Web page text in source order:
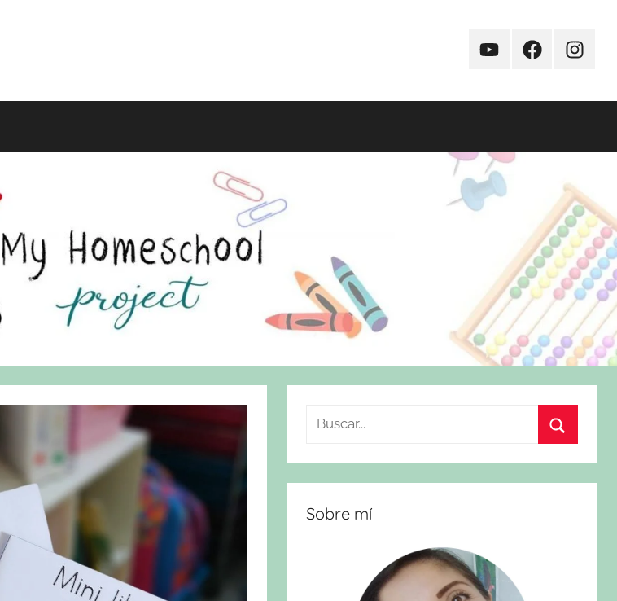
YouTubeFacebook
Buscar:
Sobre mí